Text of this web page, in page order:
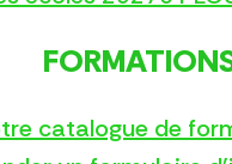
catalogue de